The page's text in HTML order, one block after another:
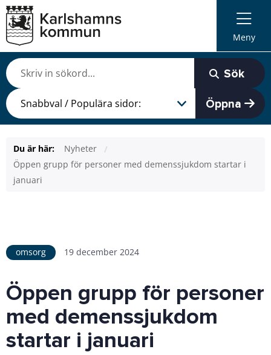
Meny
Sök
Öppna
Du är här:
Nyheter
Öppen grupp för personer med demenssjukdom startar i
januari
omsorg 19 december 2024
Öppen grupp för personer
med demenssjukdom
startar i januari